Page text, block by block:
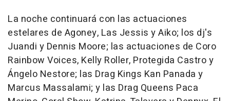
La noche continuará con las actuaciones
estelares de Agoney, Las Jessis y Aiko; los dj's
Juandi y Dennis Moore; las actuaciones de Coro
Rainbow Voices, Kelly Roller, Protegida Castro y
Ángelo Nestore; las Drag Kings Kan Panada y
Marcus Massalami; y las Drag Queens Paca